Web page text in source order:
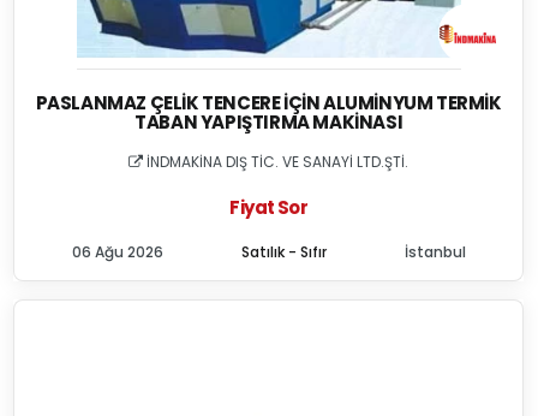
PASLANMAZ ÇELIK TENCERE İÇIN ALUMINYUM TERMIK
TABAN YAPIŞTIRMA MAKINASI
İNDMAKİNA DIŞ TİC. VE SANAYİ LTD.ŞTİ.
Fiyat Sor
Satılık - Sıfır
06 Ağu 2026 İstanbul